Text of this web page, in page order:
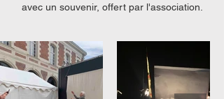
avec un souvenir, offert par l'association.